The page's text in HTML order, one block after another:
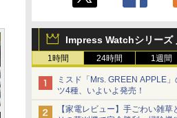
Impress Watchシリーズ
1時間 24時間 1週間
ミスド「Mrs. GREEN APPLE
ツ4種、いよいよ発売！
【家電レビュー】手ごわい雑草